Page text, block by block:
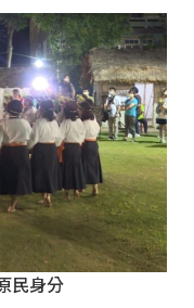
民身分